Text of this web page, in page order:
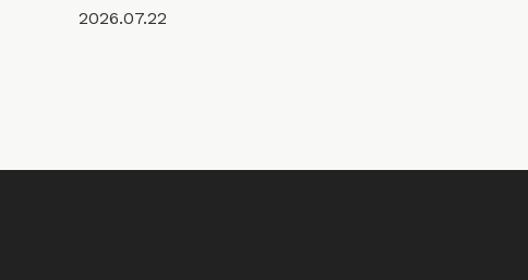
2026.07.22